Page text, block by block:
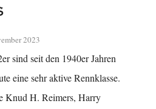
2023
sind seit den 1940er Jahren
eine sehr aktive Rennklasse.
Knud H. Reimers, Harry